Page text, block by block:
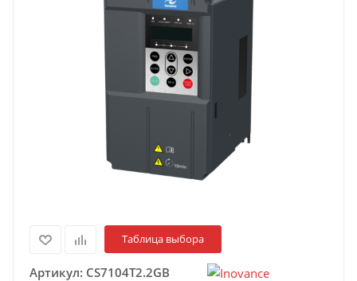
Таблица выбора
Артикул: CS7104T2.2GB